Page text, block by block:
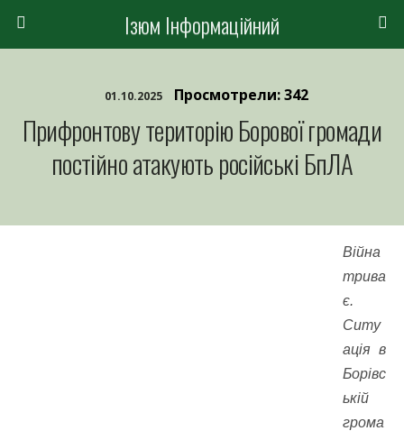
Ізюм Інформаційний
01.10.2025 Просмотрели: 342
Прифронтову територію Борової громади
постійно атакують російські БпЛА
Війна
трива
є.
Ситу
ація в
Борівс
ькій
грома